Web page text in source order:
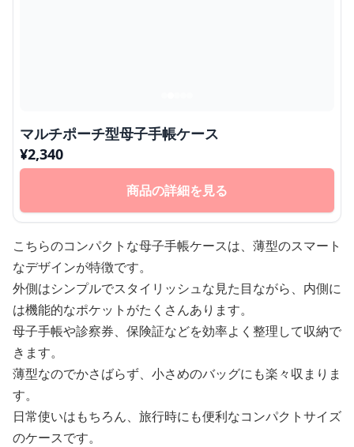
マルチポーチ型母子手帳ケース
¥2,340
商品の詳細を見る
こちらのコンパクトな母子手帳ケースは、薄型のスマート
なデザインが特徴です。
外側はシンプルでスタイリッシュな見た目ながら、内側に
は機能的なポケットがたくさんあります。
母子手帳や診察券、保険証などを効率よく整理して収納で
きます。
薄型なのでかさばらず、小さめのバッグにも楽々収まりま
す。
日常使いはもちろん、旅行時にも便利なコンパクトサイズ
のケースです。